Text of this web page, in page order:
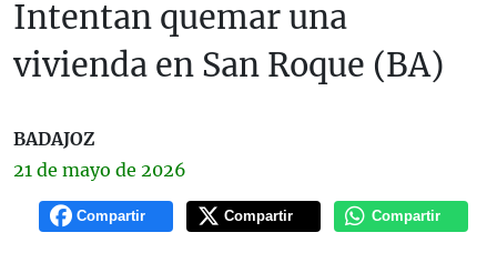
Intentan quemar una
vivienda en San Roque (BA)
BADAJOZ
21 de mayo de 2026
Compartir Compartir Compartir